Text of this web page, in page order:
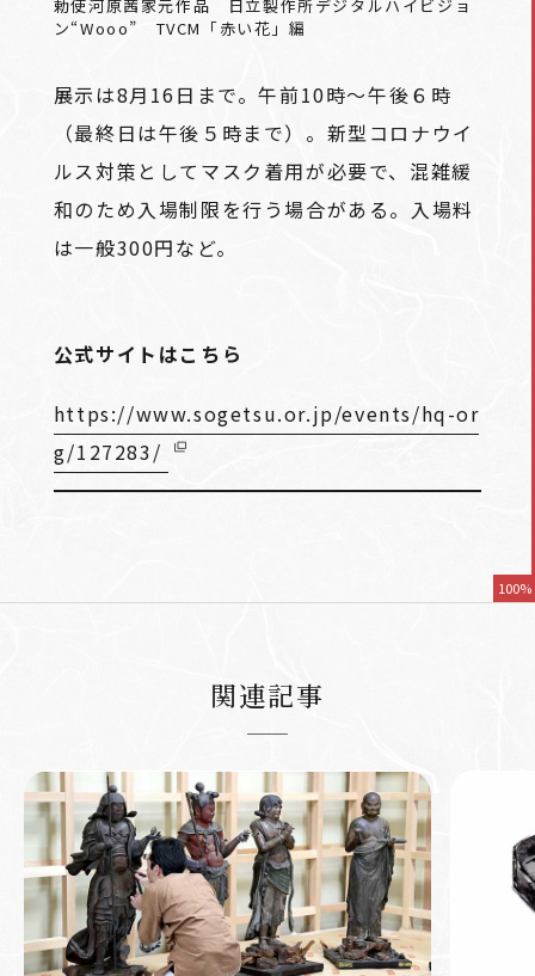
勅使河原茜家元作品 日立製作所デジタルハイビジョ
ン“Wooo” TVCM「赤い花」編
展示は8月16日まで。午前10時～午後６時
（最終日は午後５時まで）。新型コロナウイ
ルス対策としてマスク着用が必要で、混雑緩
和のため入場制限を行う場合がある。入場料
は一般300円など。
公式サイトはこちら
https://www.sogetsu.or.jp/events/hq-or
g/127283/
100%
関連記事